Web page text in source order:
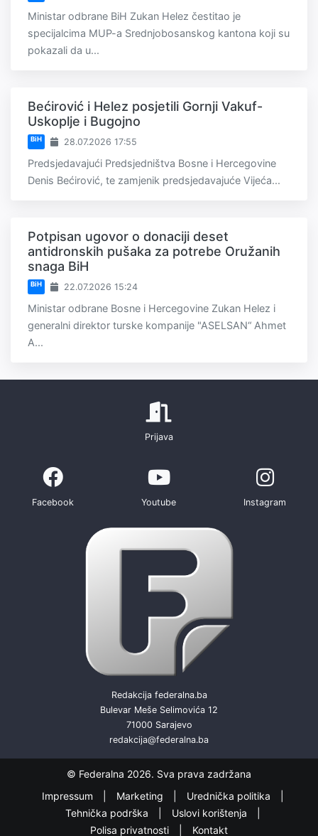
Ministar odbrane BiH Zukan Helez čestitao je
specijalcima MUP-a Srednjobosanskog kantona koji su
pokazali da u...
Bećirović i Helez posjetili Gornji Vakuf-
Uskoplje i Bugojno
BiH 28.07.2026 17:55
Predsjedavajući Predsjedništva Bosne i Hercegovine
Denis Bećirović, te zamjenik predsjedavajuće Vijeća...
Potpisan ugovor o donaciji deset
antidronskih pušaka za potrebe Oružanih
snaga BiH
BiH 22.07.2026 15:24
Ministar odbrane Bosne i Hercegovine Zukan Helez i
generalni direktor turske kompanije "ASELSAN“ Ahmet
A...
Prijava
Facebook Youtube Instagram
Redakcija federalna.ba
Bulevar Meše Selimovića 12
71000 Sarajevo
redakcija@federalna.ba
© Federalna 2026. Sva prava zadržana
Impressum
Marketing
Urednička politika
Tehnička podrška
Uslovi korištenja
Polisa privatnosti
Kontakt